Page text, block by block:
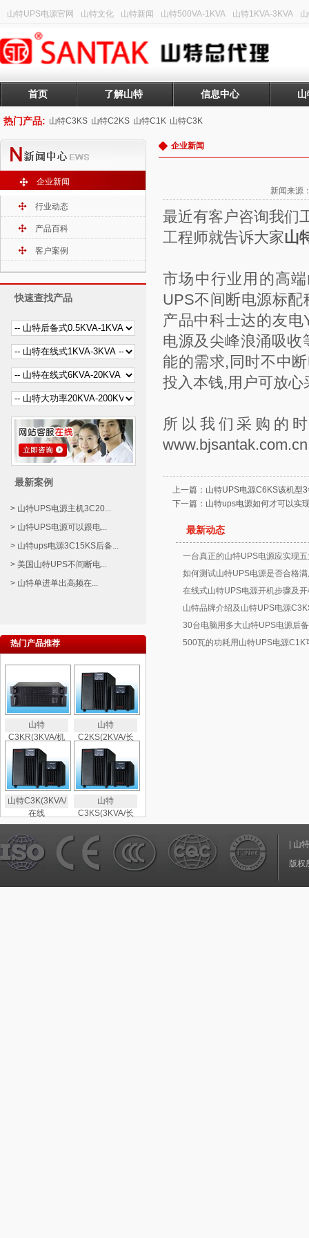
山特UPS电源官网 山特文化 山特新闻 山特500VA-1KVA 山特1KVA-3KVA
首页 了解山特 信息中心
热门产品: 山特C3KS 山特C2KS 山特C1K 山特C3K
企业新闻
行业动态
产品百科
客户案例
快速查找产品
最新案例
> 山特UPS电源主机3C20...
> 山特UPS电源可以跟电...
> 山特ups电源3C15KS后备...
> 美国山特UPS不间断电...
> 山特单进单出高频在...
热门产品推荐
山特
C3KR(3KVA/机
山特
C2KS(2KVA/长
山特C3K(3KVA/
在线
山特
C3KS(3KVA/长
企业新闻
新闻来源
最近有客户咨询我们
工程师就告诉大家山
市场中行业用的高
UPS不间断电源标
产品中科士达的友
电源及尖峰浪涌吸
能的需求,同时不中
投入本钱,用户可放心
所以我们采购的
www.bjsantak.com.cn
上一篇： 山特UPS电源C6KS该机型
下一篇： 山特ups电源如何才可以实
最新动态
一台真正的山特UPS电源应实现
如何测试山特UPS电源是否合格
在线式山特UPS电源开机步骤及
山特品牌介绍及山特UPS电源
30台电脑用多大山特UPS电源后备
500瓦的功耗用山特UPS电源C1K
山
版权